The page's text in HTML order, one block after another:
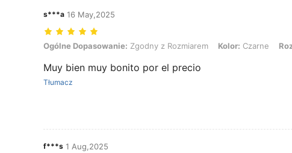
s***a 16 May,2025
Ogólne Dopasowanie: Zgodny z Rozmiarem, Kolor: Czarne, Rozmiar: M
Ogólne Dopasowanie: Zgodny z Rozmiarem Kolor: Czarne
Muy bien muy bonito por el precio
Tłumacz
f***s 1 Aug,2025